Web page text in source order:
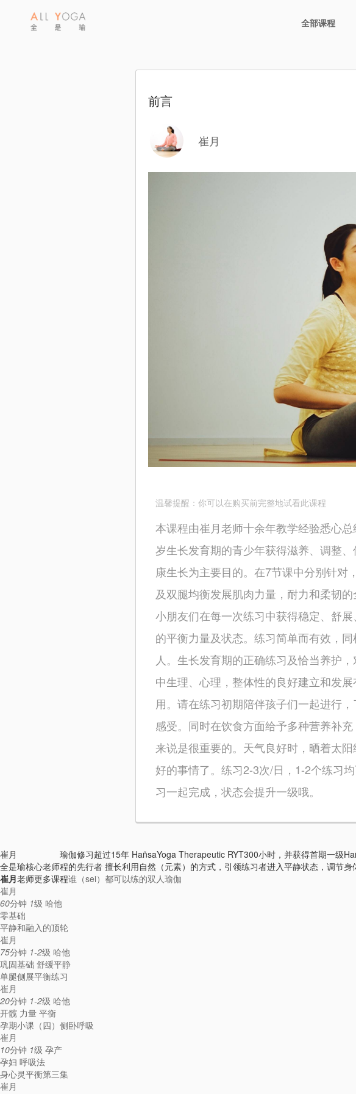
全部课程
前言
崔月
温馨提醒：你可以在购买前完整地试看此课程
本课程由崔月老师十余年教学经验悉心
岁生长发育期的青少年获得滋养、调整
康生长为主要目的。在7节课中分别针对
及双腿均衡发展肌肉力量，耐力和柔韧
小朋友们在每一次练习中获得稳定、舒
的平衡力量及状态。练习简单而有效，
人。生长发育期的正确练习及恰当养护
中生理、心理，整体性的良好建立和发
用。请在练习初期陪伴孩子们一起进行
感受。同时在饮食方面给予多种营养补
来说是很重要的。天气良好时，晒着太
好的事情了。练习2-3次/日，1-2个练习
习一起完成，状态会提升一级哦。
崔月
全是瑜核心老师
瑜伽修习超过15年 HañsaYoga Therapeutic RYT300小时，并获得首期一级
程的先行者 擅长利用自然（元素）的方式，引领练习者进入平静状态，调节
崔月老师更多课程谁（sei）都可以练的双人瑜伽
崔月
60分钟 1级 哈他
零基础
平静和融入的顶轮
崔月
75分钟 1-2级 哈他
巩固基础 舒缓平静
单腿侧展平衡练习
崔月
20分钟 1-2级 哈他
开髋 力量 平衡
孕期小课（四）侧卧呼吸
崔月
10分钟 1级 孕产
孕妇 呼吸法
身心灵平衡第三集
崔月